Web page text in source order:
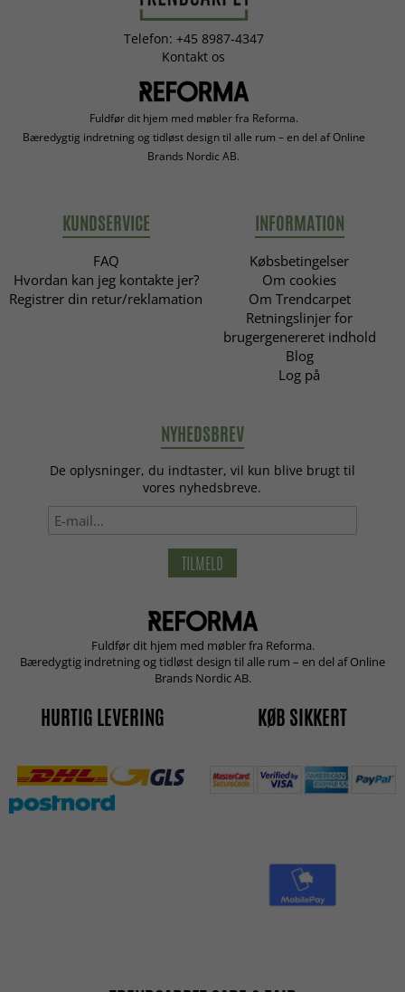
Telefon: +45 8987-4347
Kontakt os
Fuldfør dit hjem med møbler fra Reforma.
Bæredygtig indretning og tidløst design til alle rum – en del af Online
Brands Nordic AB.
KUNDSERVICE
FAQ
Hvordan kan jeg kontakte jer?
Registrer din retur/reklamation
INFORMATION
Købsbetingelser
Om cookies
Om Trendcarpet
Retningslinjer for
brugergenereret indhold
Blog
Log på
NYHEDSBREV
De oplysninger, du indtaster, vil kun blive brugt til
vores nyhedsbreve.
TILMELD
Fuldfør dit hjem med møbler fra Reforma.
Bæredygtig indretning og tidløst design til alle rum – en del af Online
Brands Nordic AB.
HURTIG LEVERING KØB SIKKERT